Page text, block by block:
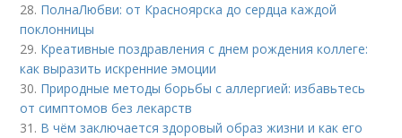
28. ПолнаЛюбви: от Красноярска до сердца каждой
поклонницы
29. Креативные поздравления с днем рождения коллеге:
как выразить искренние эмоции
30. Природные методы борьбы с аллергией: избавьтесь
от симптомов без лекарств
31. В чём заключается здоровый образ жизни и как его